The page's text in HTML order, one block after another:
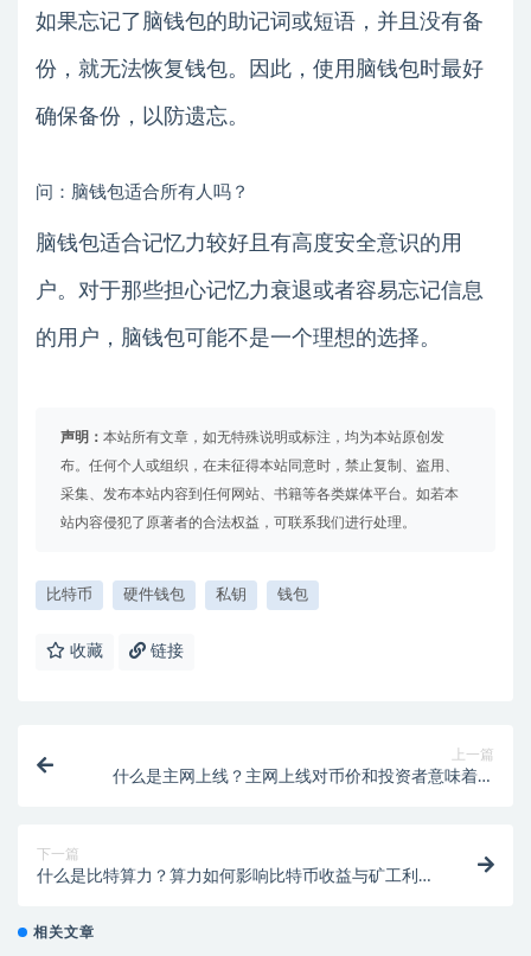
如果忘记了脑钱包的助记词或短语，并且没有备
份，就无法恢复钱包。因此，使用脑钱包时最好
确保备份，以防遗忘。
问：脑钱包适合所有人吗？
脑钱包适合记忆力较好且有高度安全意识的用
户。对于那些担心记忆力衰退或者容易忘记信息
的用户，脑钱包可能不是一个理想的选择。
声明： 本站所有文章，如无特殊说明或标注，均为本站原创发
布。任何个人或组织，在未征得本站同意时，禁止复制、盗用、
采集、发布本站内容到任何网站、书籍等各类媒体平台。如若本
站内容侵犯了原著者的合法权益，可联系我们进行处理。
比特币 硬件钱包 私钥 钱包
收藏 链接
上一篇
什么是主网上线？主网上线对币价和投资者意味着什
下一篇
什么是比特算力？算力如何影响比特币收益与矿工利
相关文章